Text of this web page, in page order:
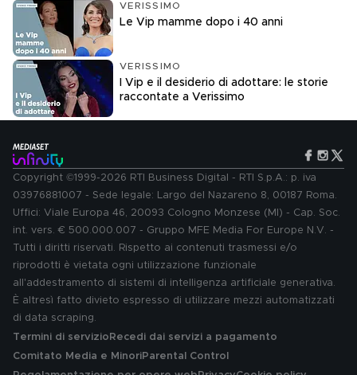
VERISSIMO
Le Vip mamme dopo i 40 anni
VERISSIMO
I Vip e il desiderio di adottare: le storie
raccontate a Verissimo
Copyright ©1999-2026 RTI Business Digital - RTI S.p.A.: p. iva
03976881007 - Sede legale: Largo del Nazareno 8, 00187 Roma.
Uffici: Viale Europa 46, 20093 Cologno Monzese (MI) - Cap. Soc.
int. vers. € 500.000.007 - Gruppo MFE Media For Europe N.V. -
Tutti i diritti riservati. Rispetto ai contenuti trasmessi e/o
riprodotti è vietata ogni utilizzazione funzionale
all'addestramento di sistemi di intelligenza artificiale generativa.
È altresì fatto divieto espresso di utilizzare mezzi automatizzati
di data scraping.
Termini di servizio Recedi dai servizi a pagamento
Comitato Media e MinoriParental Control